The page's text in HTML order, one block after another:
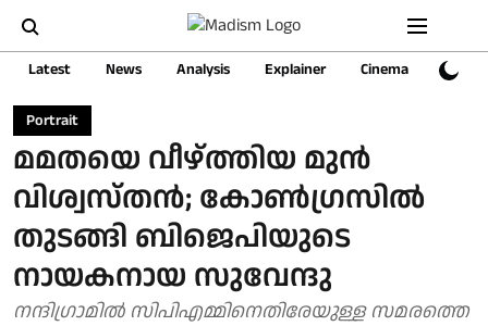
Latest News Analysis Explainer Cinema Sports
Portrait
മമതയെ വീഴ്ത്തിയ മുൻ
വിശ്വസ്തൻ; കോണ്‍ഗ്രസില്‍
തുടങ്ങി ബിജെപിയുടെ
നായകനായ സുവേന്ദു
നന്ദിഗ്രാമില്‍ സിപിഎമ്മിനെതിരേയുള്ള സമരത്തെ